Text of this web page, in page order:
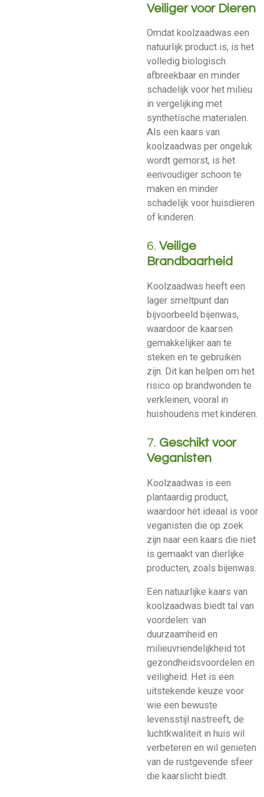
Veiliger voor Dieren
Omdat koolzaadwas een
natuurlijk product is, is het
volledig biologisch
afbreekbaar en minder
schadelijk voor het milieu
in vergelijking met
synthetische materialen.
Als een kaars van
koolzaadwas per ongeluk
wordt gemorst, is het
eenvoudiger schoon te
maken en minder
schadelijk voor huisdieren
of kinderen.
6. Veilige
Brandbaarheid
Koolzaadwas heeft een
lager smeltpunt dan
bijvoorbeeld bijenwas,
waardoor de kaarsen
gemakkelijker aan te
steken en te gebruiken
zijn. Dit kan helpen om het
risico op brandwonden te
verkleinen, vooral in
huishoudens met kinderen.
7. Geschikt voor
Veganisten
Koolzaadwas is een
plantaardig product,
waardoor het ideaal is voor
veganisten die op zoek
zijn naar een kaars die niet
is gemaakt van dierlijke
producten, zoals bijenwas.
Een natuurlijke kaars van
koolzaadwas biedt tal van
voordelen: van
duurzaamheid en
milieuvriendelijkheid tot
gezondheidsvoordelen en
veiligheid. Het is een
uitstekende keuze voor
wie een bewuste
levensstijl nastreeft, de
luchtkwaliteit in huis wil
verbeteren en wil genieten
van de rustgevende sfeer
die kaarslicht biedt.